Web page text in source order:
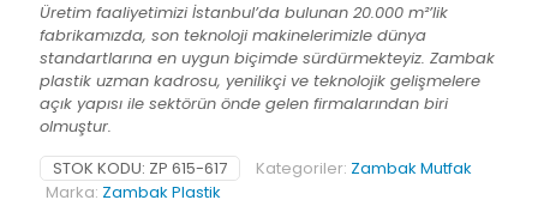
Üretim faaliyetimizi İstanbul’da bulunan 20.000 m²’lik
fabrikamızda, son teknoloji makinelerimizle dünya
standartlarına en uygun biçimde sürdürmekteyiz. Zambak
plastik uzman kadrosu, yenilikçi ve teknolojik gelişmelere
açık yapısı ile sektörün önde gelen firmalarından biri
olmuştur.
STOK KODU: ZP 615-617 Kategoriler: Zambak Mutfak
Marka: Zambak Plastik